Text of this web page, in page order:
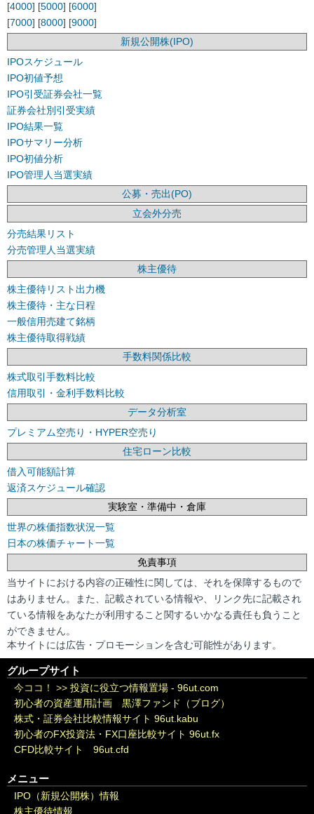
[4000] [5000] [6000]
[7000] [8000] [9000]
新規公開株(IPO)
IPOスケジュール
IPO初値予想
IPO引受証券会社一覧
証券会社別引受実績
IPO結果一覧
IPOサマリー分析
IPO初値分析
IPO管理人当選実績
公募・売出(PO)
立会外分売
分売結果リスト
分売管理人当選実績
株主優待
株主優待リスト出力機
株主優待・主な日程
一般信用売建て銘柄
株主優待取得戦績
手数料関係比較
株式取引手数料比較
信用取引・金利手数料比較
データ分析室
プレミアム空売り・HYPER空売り
住宅ローン比較
借入可能額計算
返済スケジュール確認
実験室・準備中・倉庫
世界の株価指数状況一覧
日本の株価チャート一覧
免責事項
当サイトにおける内容の正確性に関しては、それを保障するもので
はありません。また、記載されている情報や、リンク先に記載され
ている情報をあなたが利用すること関するいかなる責任も負うこと
ができません。
本サイトには広告・プロモーションを含む可能性があります。
グループサイト
今ココ！ >> 投資に役立つ情報置場 - 96ut.com
初心者の資産運用計画 黒澤ファンド（ブログ）
株式・証券会社比較情報サイト 96ut.kabu
初心者のFX投資法・FX口座比較サイト 96ut.fx
CFD比較サイト 96ut.cfd
メニュー
IPO（新規公開株）情報
株主優待情報